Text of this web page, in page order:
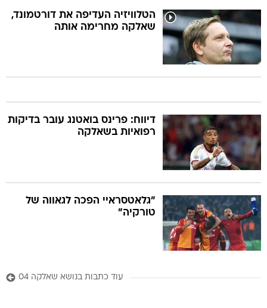
הטלוויזיה העדיפה את דורטמונד,
שאלקה מחרימה אותה
דיווח: פרינס בואטנג עובר בדיקות
רפואיות בשאלקה
"גלאטסראיי הפכה לגאווה של
טורקיה"
עוד כתבות בנושא שאלקה 04